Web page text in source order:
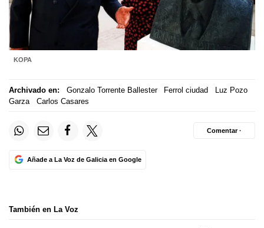
KOPA
Archivado en: Gonzalo Torrente Ballester Ferrol ciudad
Luz Pozo
Garza
Carlos Casares
Añade a La Voz de Galicia en Google
Comentar ·
También en La Voz